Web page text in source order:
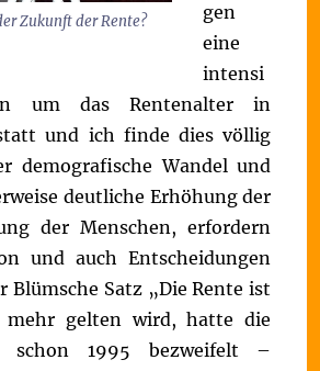
Zukunft der Rente?
gen
eine
intensi
um das Rentenalter in
und ich finde dies völlig
demografische Wandel und
deutliche Erhöhung der
der Menschen, erfordern
und auch Entscheidungen
Blümsche Satz „Die Rente ist
mehr gelten wird, hatte die
schon 1995 bezweifelt –